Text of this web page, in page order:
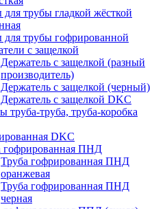
для трубы гладкой жёсткой
для трубы гофрированной
с защелкой
Держатель с защелкой (разный
производитель)
Держатель с защелкой (черный)
Держатель с защелкой DKC
труба-труба, труба-коробка
DKC
гофрированная ПНД
Труба гофрированная ПНД
оранжевая
Труба гофрированная ПНД
черная